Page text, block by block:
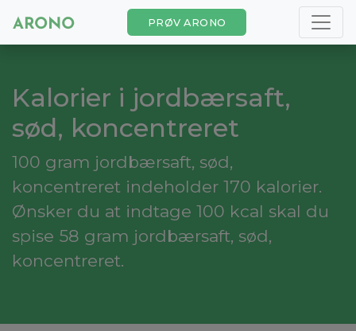
PRØV ARONO
Kalorier i jordbærsaft,
sød, koncentreret
100 gram jordbærsaft, sød,
koncentreret indeholder 170 kalorier.
Ønsker du at indtage 100 kcal skal du
spise 58 gram jordbærsaft, sød,
koncentreret.